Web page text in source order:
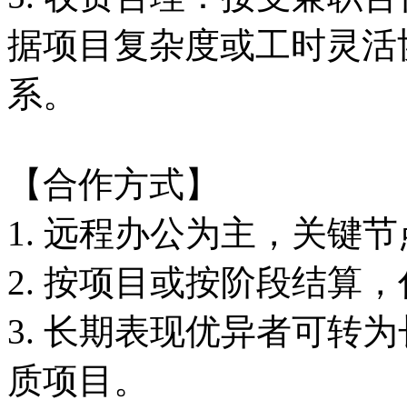
据项目复杂度或工时灵
系。
【合作方式】
1. 远程办公为主，关键
2. 按项目或按阶段结算
3. 长期表现优异者可转
质项目。